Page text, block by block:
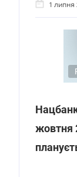
1
жовтня